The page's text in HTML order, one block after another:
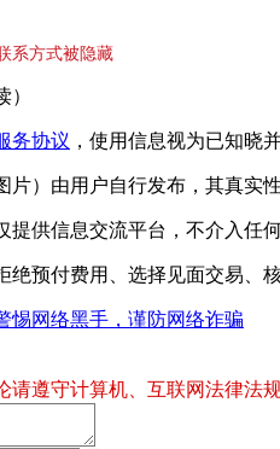
系方式被隐藏
务协议 ，使用信息视为已知晓
）由用户自行发布，其真实
供信息交流平台，不介入任
预付费用、选择见面交易、
惕网络黑手，谨防网络诈骗
请遵守计算机、互联网法律法